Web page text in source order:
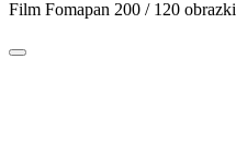
Film Fomapan 200 / 120 obrazki